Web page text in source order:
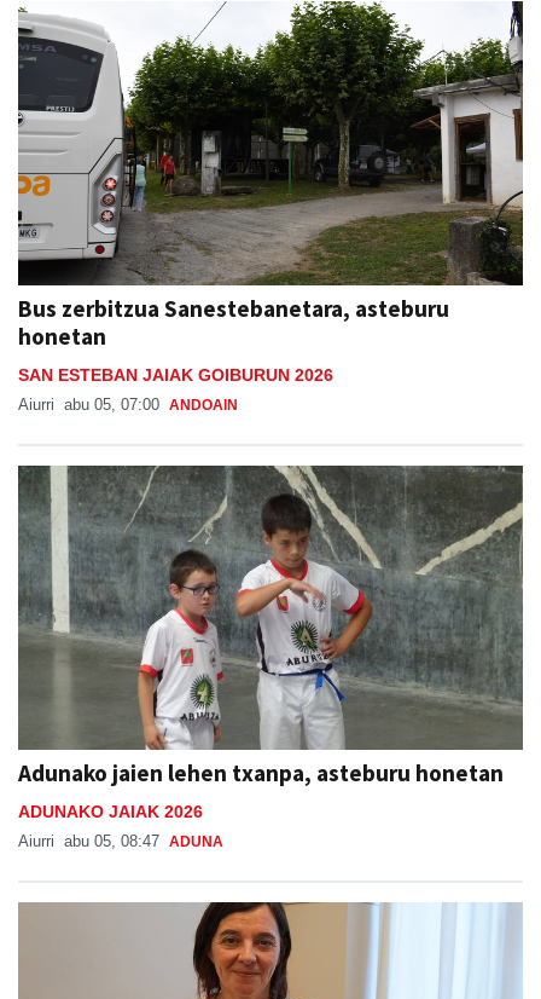
Bus zerbitzua Sanestebanetara, asteburu
honetan
SAN ESTEBAN JAIAK GOIBURUN 2026
Aiurri abu 05, 07:00 ANDOAIN
Adunako jaien lehen txanpa, asteburu honetan
ADUNAKO JAIAK 2026
Aiurri abu 05, 08:47 ADUNA